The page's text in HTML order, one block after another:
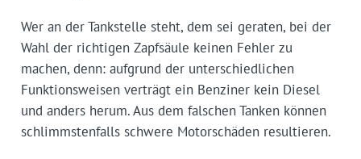
Wer an der Tankstelle steht, dem sei geraten, bei der
Wahl der richtigen Zapfsäule keinen Fehler zu
machen, denn: aufgrund der unterschiedlichen
Funktionsweisen verträgt ein Benziner kein Diesel
und anders herum. Aus dem falschen Tanken können
schlimmstenfalls schwere Motorschäden resultieren.